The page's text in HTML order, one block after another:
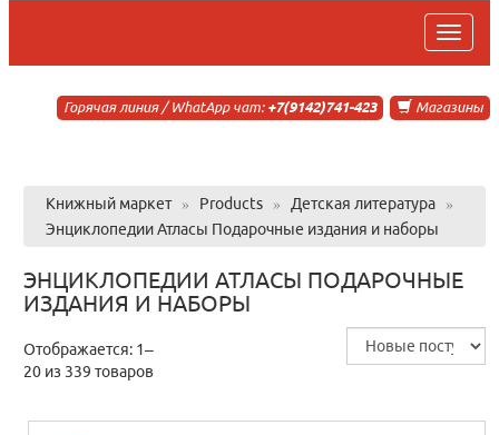
trk
Магазины
Горячая линия / WhatApp чат: +7(9142)741-423
Книжный маркет » Products » Детская литература
»
Энциклопедии Атласы Подарочные издания и наборы
ЭНЦИКЛОПЕДИИ АТЛАСЫ ПОДАРОЧНЫЕ
ИЗДАНИЯ И НАБОРЫ
Отображается: 1–
20 из 339 товаров